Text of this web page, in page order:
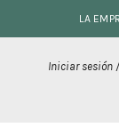
LA
Iniciar sesión